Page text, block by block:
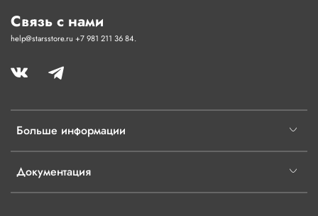
Больше информации
Документация
Связь с нами
help@starsstore.ru +7 981 211 36 84.